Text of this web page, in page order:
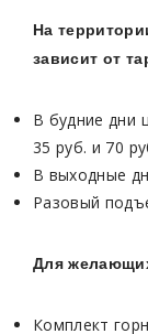
На
зависит от
В будние дни
35 руб. и 70
В выходные
Разовый
Для
Комплект